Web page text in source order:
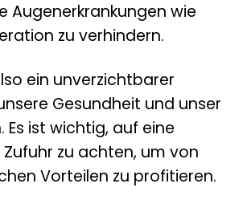
Augenerkrankungen wie
zu verhindern.
ein unverzichtbarer
Gesundheit und unser
Es ist wichtig, auf eine
zu achten, um von
Vorteilen zu profitieren.